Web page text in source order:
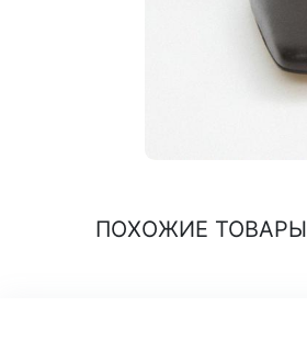
ПОХОЖИЕ ТОВАРЫ